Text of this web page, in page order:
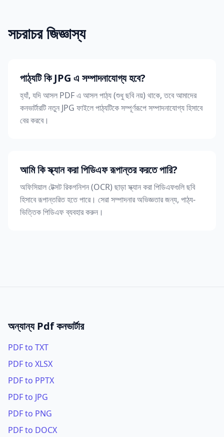
সচরাচর জিজ্ঞাস্য
পাঠ্যটি কি JPG এ সম্পাদনাযোগ্য হবে?
হ্যাঁ, যদি আসল PDF এ আসল পাঠ্য (শুধু ছবি নয়) থাকে, তবে আমাদের
কনভার্টারটি নতুন JPG ফাইলে পাঠ্যটিকে সম্পূর্ণরূপে সম্পাদনাযোগ্য হিসাবে
বের করবে।
আমি কি স্ক্যান করা পিডিএফ রূপান্তর করতে পারি?
অফিসিয়াল টেক্সট রিকগনিশন (OCR) ছাড়া স্ক্যান করা পিডিএফগুলি ছবি
হিসাবে রূপান্তরিত হতে পারে। সেরা সম্পাদনার অভিজ্ঞতার জন্য, পাঠ্য-
ভিত্তিক পিডিএফ ব্যবহার করুন।
অন্যান্য Pdf কনভার্টার
PDF to TXT
PDF to XLSX
PDF to PPTX
PDF to JPG
PDF to PNG
PDF to DOCX